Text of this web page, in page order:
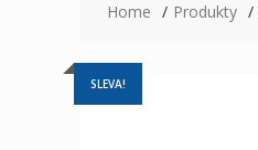
Home Produkty
SLEVA!